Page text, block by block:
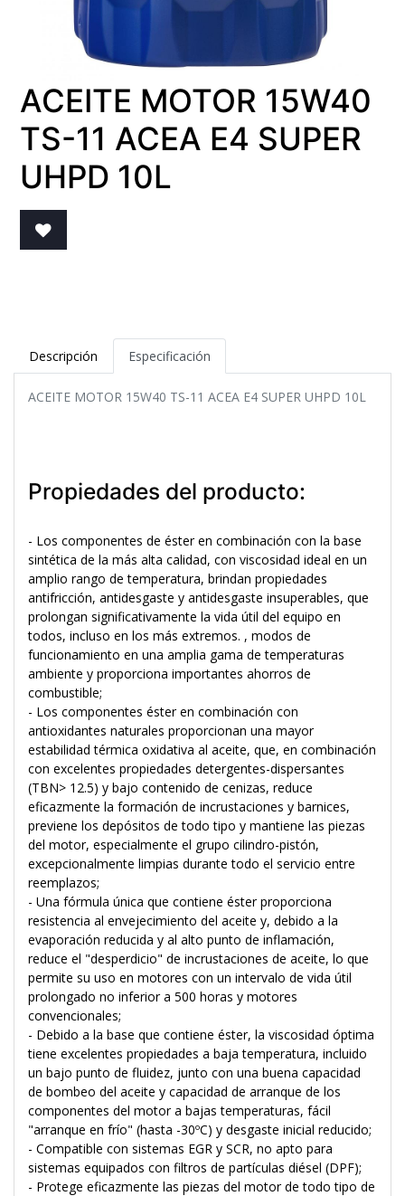
ACEITE MOTOR 15W40
TS-11 ACEA E4 SUPER
UHPD 10L
Descripción Especificación
ACEITE MOTOR 15W40 TS-11 ACEA E4 SUPER UHPD 10L
Propiedades del producto:
- Los componentes de éster en combinación con la base
sintética de la más alta calidad, con viscosidad ideal en un
amplio rango de temperatura, brindan propiedades
antifricción, antidesgaste y antidesgaste insuperables, que
prolongan significativamente la vida útil del equipo en
todos, incluso en los más extremos. , modos de
funcionamiento en una amplia gama de temperaturas
ambiente y proporciona importantes ahorros de
combustible;
- Los componentes éster en combinación con
antioxidantes naturales proporcionan una mayor
estabilidad térmica oxidativa al aceite, que, en combinación
con excelentes propiedades detergentes-dispersantes
(TBN> 12.5) y bajo contenido de cenizas, reduce
eficazmente la formación de incrustaciones y barnices,
previene los depósitos de todo tipo y mantiene las piezas
del motor, especialmente el grupo cilindro-pistón,
excepcionalmente limpias durante todo el servicio entre
reemplazos;
- Una fórmula única que contiene éster proporciona
resistencia al envejecimiento del aceite y, debido a la
evaporación reducida y al alto punto de inflamación,
reduce el "desperdicio" de incrustaciones de aceite, lo que
permite su uso en motores con un intervalo de vida útil
prolongado no inferior a 500 horas y motores
convencionales;
- Debido a la base que contiene éster, la viscosidad óptima
tiene excelentes propiedades a baja temperatura, incluido
un bajo punto de fluidez, junto con una buena capacidad
de bombeo del aceite y capacidad de arranque de los
componentes del motor a bajas temperaturas, fácil
"arranque en frío" (hasta -30ºC) y desgaste inicial reducido;
- Compatible con sistemas EGR y SCR, no apto para
sistemas equipados con filtros de partículas diésel (DPF);
- Protege eficazmente las piezas del motor de todo tipo de